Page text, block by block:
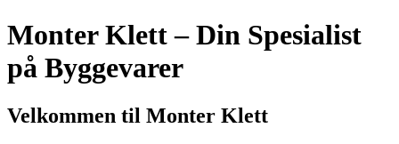
Monter Klett – Din Spesialist
på Byggevarer
Velkommen til Monter Klett